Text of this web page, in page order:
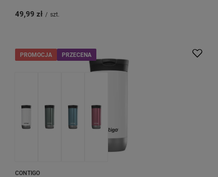
49,99 zł / szt.
PROMOCJA PRZECENA
CONTIGO